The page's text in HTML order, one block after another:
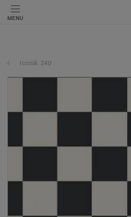
MENU
Iconik 240